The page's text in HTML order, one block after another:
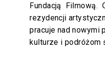
Fundacją Filmową.
rezydencji
pracuje nad nowymi
kulturze i podróżom